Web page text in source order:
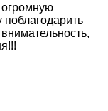
поблагодарить